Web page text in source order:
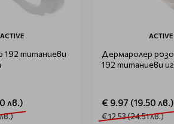
ACTIVE
192 титаниеви
лв.)
ACTIVE
Дермаролер
192 титаниеви
€ 9.97 (19.50 лв.)
€ 12.53 (24.51 лв.)